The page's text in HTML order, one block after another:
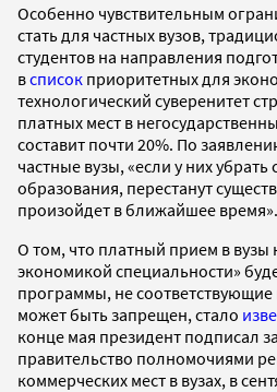
Особенно чувствительным
стать для частных вузов,
студентов на направления
всписок приоритетных для
технологический суверенитет
платных мест в
составит почти 20%. По
частные вузы, «если у них убрать
образования, перестанут
произойдет в ближайшее время».
О том, что платный прием в вузы
экономикой специальности»
программы, не
может быть запрещен, стало
конце мая президент подписал
правительство полномочиями
коммерческих мест в вузах, в